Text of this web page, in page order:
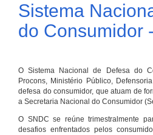
Sistema
do Consumidor
O Sistema Nacional de Defesa do
Procons, Ministério Público,
defesa do consumidor, que atuam de
a Secretaria Nacional do Consumidor
O SNDC se reúne trimestralmente
desafios enfrentados pelos